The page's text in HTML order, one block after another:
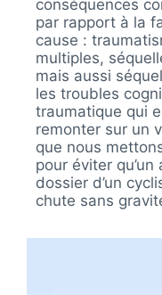
conséquences
par rapport à la
cause :
multiples,
mais aussi
les troubles
traumatique qui
remonter sur un
que nous
pour éviter
dossier d’un
chute sans